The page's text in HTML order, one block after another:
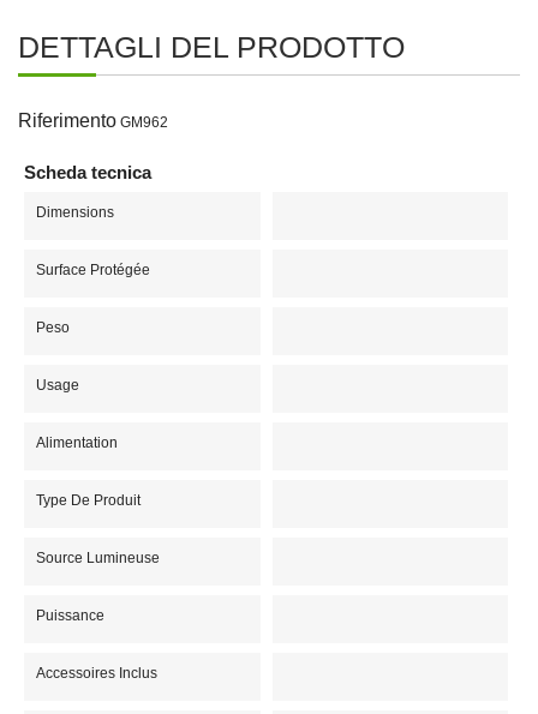
DETTAGLI DEL PRODOTTO
Riferimento GM962
Scheda tecnica
Dimensions
Surface Protégée
Peso
Usage
Alimentation
Type De Produit
Source Lumineuse
Puissance
Accessoires Inclus